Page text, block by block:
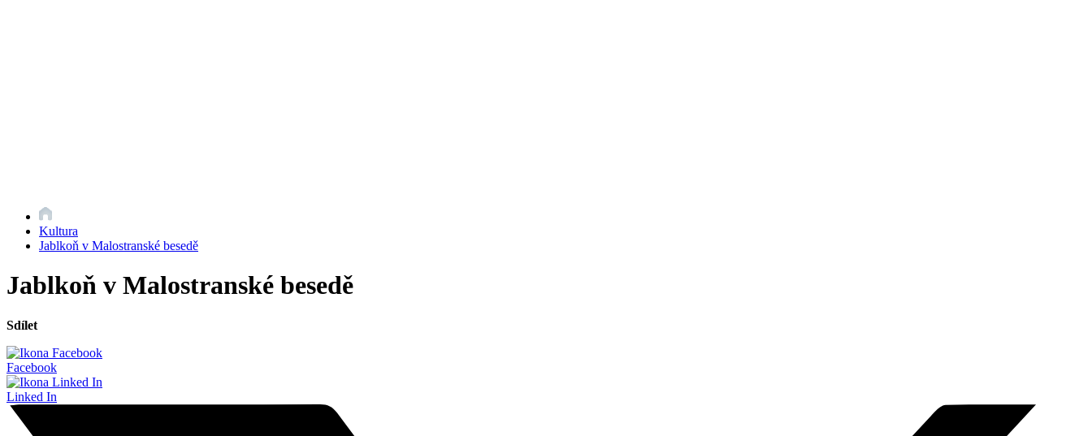
Kultura
Jablkoň v Malostranské besedě
Jablkoň v Malostranské besedě
Sdílet
Facebook
Linked In